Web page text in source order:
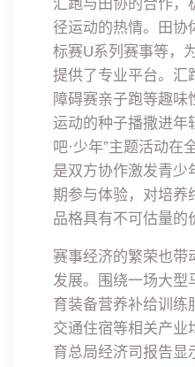
汇跑与田协的合作，
径运动的热情。田协
标赛U系列赛事等，
提供了专业平台。汇
障碍赛亲子跑等趣味
运动的种子播撒进年
吧·少年”主题活动在
是双方协作激发青少
期参与体验，对培养
品格具有不可估量的
赛事经济的繁荣也带
发展。围绕一场大型
育装备营养补给训练
交通住宿等相关产业
育总局经济司报告显